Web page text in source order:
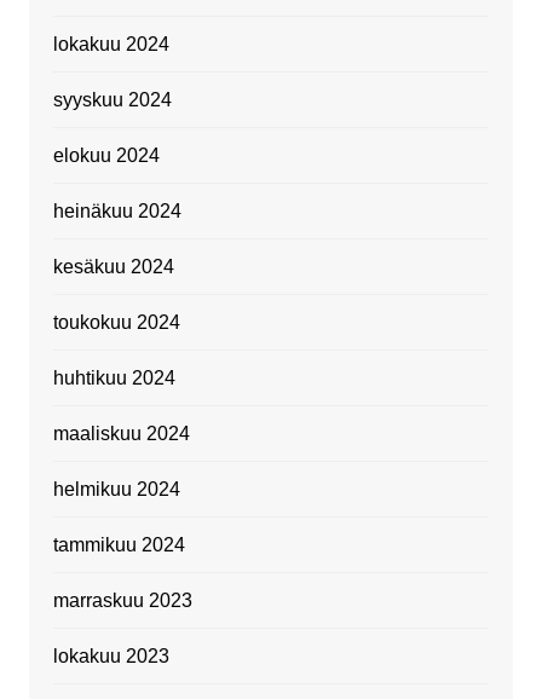
lokakuu 2024
syyskuu 2024
elokuu 2024
heinäkuu 2024
kesäkuu 2024
toukokuu 2024
huhtikuu 2024
maaliskuu 2024
helmikuu 2024
tammikuu 2024
marraskuu 2023
lokakuu 2023